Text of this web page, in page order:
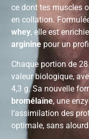
ce dont tes muscles
en collation.
whey, elle est
arginine pour un
Chaque portion de
valeur biologique,
4,3 g. Sa nouvelle
bromélaïne, une
l’assimilation des
optimale, sans